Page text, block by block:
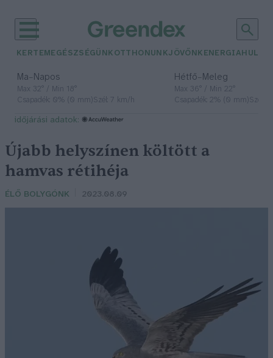
KERTEM EGÉSZSÉGÜNK OTTHONUNKJÖVŐNK ENERGIA
Ma– Napos
Max 32° / Min 18°
Csapadék: 0% (0 mm)Szél: 7 km/h
Hétfő– Meleg
Max 36° / Min 22°
Csapadék: 2% (0 mm)Szél:
időjárási adatok:
Újabb helyszínen költött a
hamvas rétihéja
ÉLŐ BOLYGÓNK 2023.08.09